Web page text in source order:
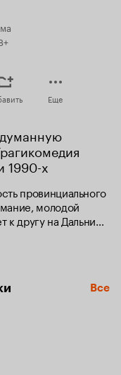
Еще
1990-х
провинциального
молодой
к другу на Дальний
все соседи
Все